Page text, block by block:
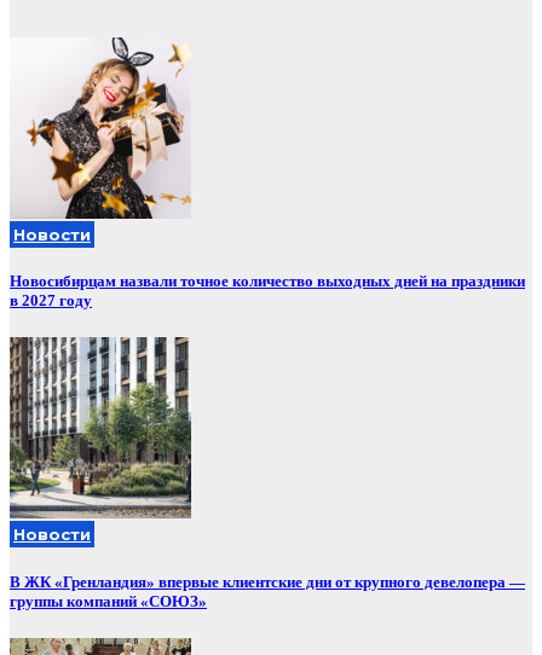
Новости
Новосибирцам назвали точное количество выходных дней на праздники
в 2027 году
Новости
В ЖК «Гренландия» впервые клиентские дни от крупного девелопера —
группы компаний «СОЮЗ»